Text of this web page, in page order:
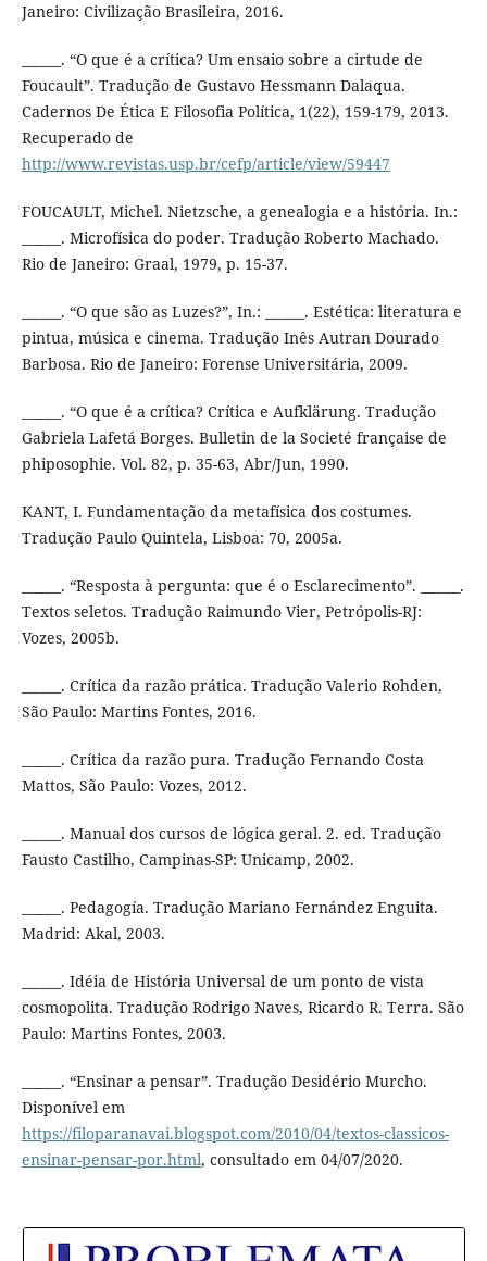
Janeiro: Civilização Brasileira, 2016.
______. “O que é a crítica? Um ensaio sobre a cirtude de
Foucault”. Tradução de Gustavo Hessmann Dalaqua.
Cadernos De Ética E Filosofia Política, 1(22), 159-179, 2013.
Recuperado de
http://www.revistas.usp.br/cefp/article/view/59447
FOUCAULT, Michel. Nietzsche, a genealogia e a história. In.:
______. Microfísica do poder. Tradução Roberto Machado.
Rio de Janeiro: Graal, 1979, p. 15-37.
______. “O que são as Luzes?”, In.: ______. Estética: literatura e
pintua, música e cinema. Tradução Inês Autran Dourado
Barbosa. Rio de Janeiro: Forense Universitária, 2009.
______. “O que é a crítica? Crítica e Aufklärung. Tradução
Gabriela Lafetá Borges. Bulletin de la Societé française de
phiposophie. Vol. 82, p. 35-63, Abr/Jun, 1990.
KANT, I. Fundamentação da metafísica dos costumes.
Tradução Paulo Quintela, Lisboa: 70, 2005a.
______. “Resposta à pergunta: que é o Esclarecimento”. ______.
Textos seletos. Tradução Raimundo Vier, Petrópolis-RJ:
Vozes, 2005b.
______. Crítica da razão prática. Tradução Valerio Rohden,
São Paulo: Martins Fontes, 2016.
______. Crítica da razão pura. Tradução Fernando Costa
Mattos, São Paulo: Vozes, 2012.
______. Manual dos cursos de lógica geral. 2. ed. Tradução
Fausto Castilho, Campinas-SP: Unicamp, 2002.
______. Pedagogía. Tradução Mariano Fernández Enguita.
Madrid: Akal, 2003.
______. Idéia de História Universal de um ponto de vista
cosmopolita. Tradução Rodrigo Naves, Ricardo R. Terra. São
Paulo: Martins Fontes, 2003.
______. “Ensinar a pensar”. Tradução Desidério Murcho.
Disponível em
https://filoparanavai.blogspot.com/2010/04/textos-classicos-
ensinar-pensar-por.html, consultado em 04/07/2020.